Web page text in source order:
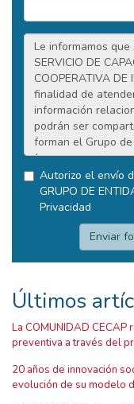
Autorizo el envío
GRUPO DE
Privacidad
Últimos
La COMUNIDAD
preventiva a través del
20 años de innovación
evolución de su modelo